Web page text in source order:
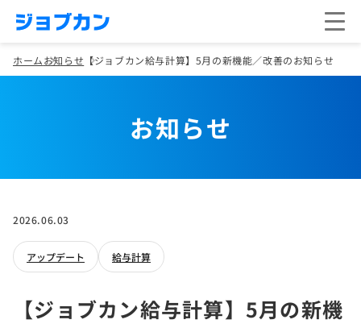
ホームお知らせ 【ジョブカン給与計算】5月の新機能／改善のお知らせ
お知らせ
2026.06.03
アップデート 給与計算
【ジョブカン給与計算】5月の新機